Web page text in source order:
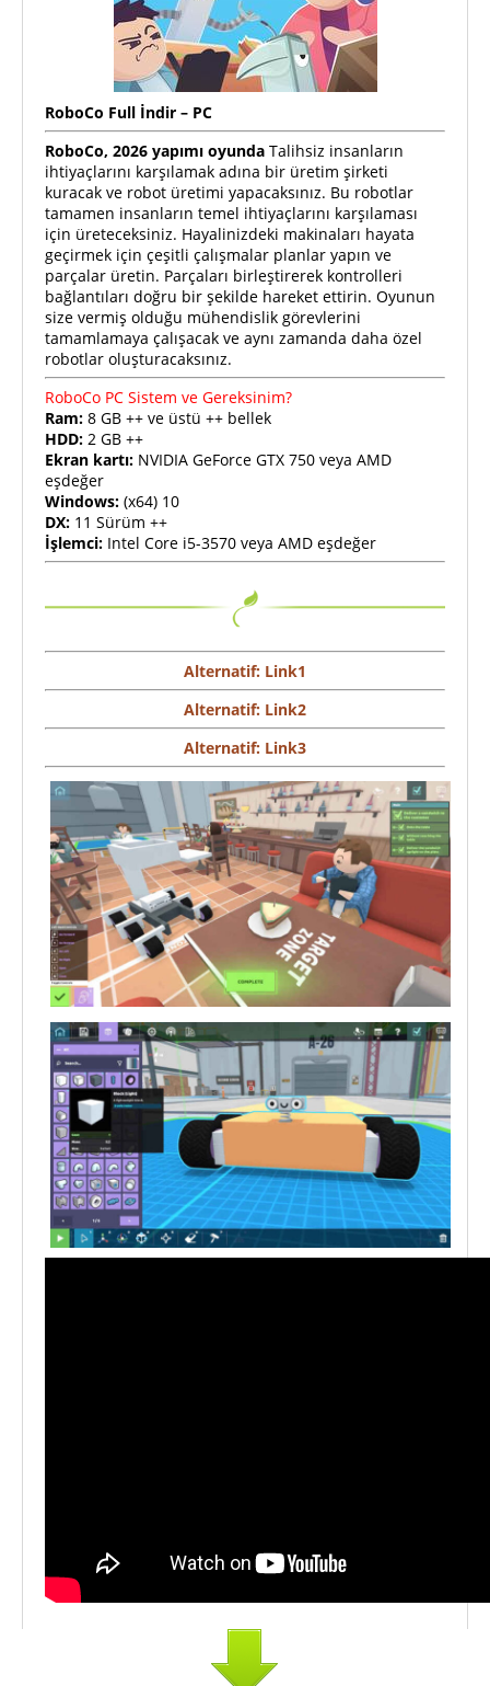
RoboCo Full İndir – PC
RoboCo, 2026 yapımı oyunda Talihsiz insanların
ihtiyaçlarını karşılamak adına bir üretim şirketi
kuracak ve robot üretimi yapacaksınız. Bu robotlar
tamamen insanların temel ihtiyaçlarını karşılaması
için üreteceksiniz. Hayalinizdeki makinaları hayata
geçirmek için çeşitli çalışmalar planlar yapın ve
parçalar üretin. Parçaları birleştirerek kontrolleri
bağlantıları doğru bir şekilde hareket ettirin. Oyunun
size vermiş olduğu mühendislik görevlerini
tamamlamaya çalışacak ve aynı zamanda daha özel
robotlar oluşturacaksınız.
RoboCo PC Sistem ve Gereksinim?
Ram: 8 GB ++ ve üstü ++ bellek
HDD: 2 GB ++
Ekran kartı: NVIDIA GeForce GTX 750 veya AMD
eşdeğer
Windows: (x64) 10
DX: 11 Sürüm ++
İşlemci: Intel Core i5-3570 veya AMD eşdeğer
Alternatif: Link1
Alternatif: Link2
Alternatif: Link3